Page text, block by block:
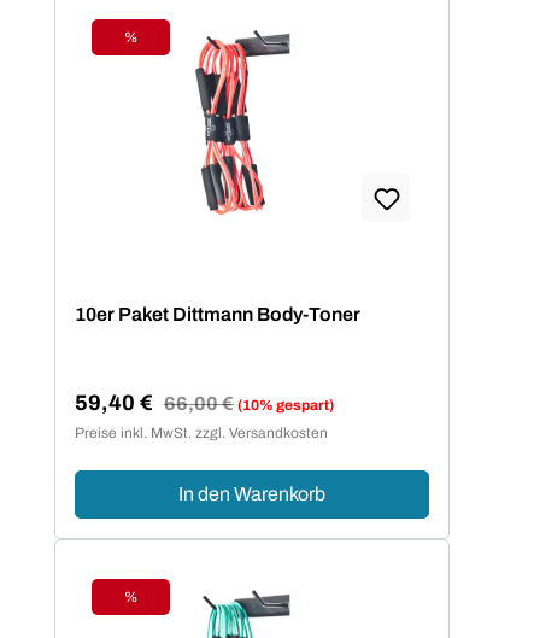
Rabatt
%
10er Paket Dittmann Body-Toner
Verkaufspreis:
59,40 € Regulärer Preis:
66,00 € (10% gespart)
Preise inkl. MwSt. zzgl. Versandkosten
In den Warenkorb
Rabatt
%